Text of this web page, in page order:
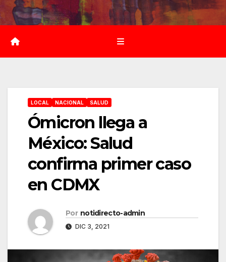
Saltar
al
contenido
LOCAL NACIONAL SALUD
Ómicron llega a
México: Salud
confirma primer caso
en CDMX
Por notidirecto-admin
DIC 3, 2021